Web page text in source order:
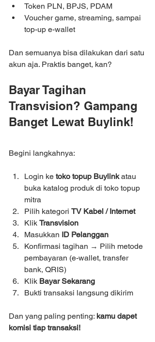
Token PLN, BPJS, PDAM
Voucher game, streaming, sampai
top-up e-wallet
Dan semuanya bisa dilakukan dari satu
akun aja. Praktis banget, kan?
Bayar Tagihan
Transvision? Gampang
Banget Lewat Buylink!
Begini langkahnya:
Login ke toko topup Buylink atau
buka katalog produk di toko topup
mitra
Pilih kategori TV Kabel / Internet
Klik Transvision
Masukkan ID Pelanggan
Konfirmasi tagihan → Pilih metode
pembayaran (e-wallet, transfer
bank, QRIS)
Klik Bayar Sekarang
Bukti transaksi langsung dikirim
Dan yang paling penting: kamu dapet
komisi tiap transaksi!